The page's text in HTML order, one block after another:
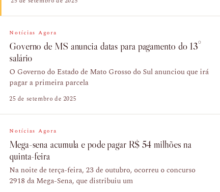
Notícias Agora
Governo de MS anuncia datas para pagamento do 13°
salário
O Governo do Estado de Mato Grosso do Sul anunciou que irá
pagar a primeira parcela
25 de setembro de 2025
Notícias Agora
Mega-sena acumula e pode pagar R$ 54 milhões na
quinta-feira
Na noite de terça-feira, 23 de outubro, ocorreu o concurso
2918 da Mega-Sena, que distribuiu um